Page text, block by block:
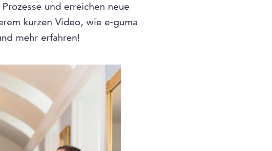
und erreichen neue
kurzen Video, wie e-guma
mehr erfahren!